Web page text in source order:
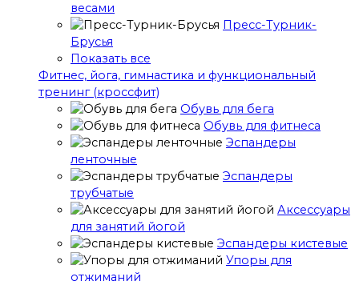
весами
Пресс-Турник-
Брусья
Показать все
Фитнес, йога, гимнастика и функциональный
тренинг (кроссфит)
Обувь для бега
Обувь для фитнеса
Эспандеры
ленточные
Эспандеры
трубчатые
Аксессуары
для занятий йогой
Эспандеры кистевые
Упоры для
отжиманий